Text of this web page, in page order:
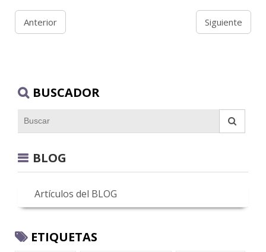
Anterior Siguiente
BUSCADOR
BLOG
Artículos del BLOG
ETIQUETAS